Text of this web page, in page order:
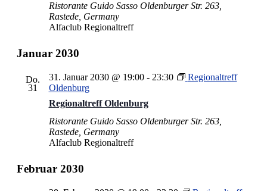
Ristorante Guido Sasso Oldenburger Str. 263,
Rastede, Germany
Alfaclub Regionaltreff
Januar 2030
Do.
31
Regionaltreff Oldenburg
31. Januar 2030 @ 19:00- 23:30
Regionaltreff
Oldenburg
Ristorante Guido Sasso Oldenburger Str. 263,
Rastede, Germany
Alfaclub Regionaltreff
Februar 2030